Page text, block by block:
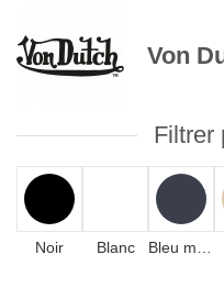
Von
Filtrer
Noir Blanc